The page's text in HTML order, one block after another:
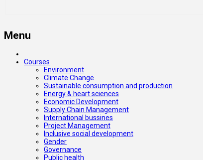
Menu
Courses
Environment
Climate Change
Sustainable consumption and production
Energy & heart sciences
Economic Development
Supply Chain Management
International bussines
Project Management
Inclusive social development
Gender
Governance
Public health